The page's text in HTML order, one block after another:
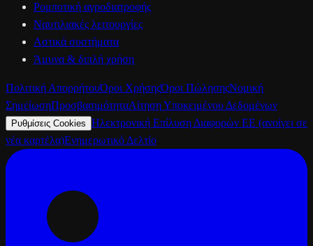
Ρομποτική αγροδιατροφής
Ναυτιλιακές λειτουργίες
Αστικά συστήματα
Άμυνα & διπλή χρήση
Πολιτική ΑπορρήτουΌροι ΧρήσηςΌροι ΠώλησηςΝομική
ΣημείωσηΠροσβασιμότηταΑίτηση Υποκειμένου Δεδομένων
Ρυθμίσεις Cookies Ηλεκτρονική Επίλυση Διαφορών ΕΕ (ανοίγει σε
νέα καρτέλα)Ενημερωτικό Δελτίο